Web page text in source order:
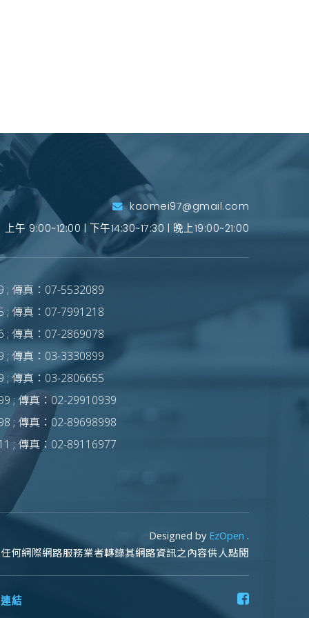
kaomei97@gmail.com
上午 9:00~12:00 | 下午14:30~17:30 | 晚上19:00~21:00
; 傳真：07-5532089
; 傳真：07-7991218
; 傳真：07-2869078
; 傳真：03-3330899
; 傳真：03-2806655
; 傳真：02-29910939
; 傳真：02-89698998
; 傳真：02-89116977
Designed by EzOpen .
何網際網路服務業者轉錄其網路資訊之內容供人點閱
結